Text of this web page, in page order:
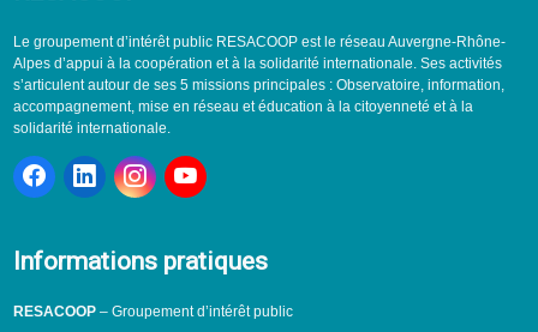
Le groupement d’intérêt public RESACOOP est le réseau Auvergne-Rhône-
Alpes d’appui à la coopération et à la solidarité internationale. Ses activités
s’articulent autour de ses 5 missions principales : Observatoire, information,
accompagnement, mise en réseau et éducation à la citoyenneté et à la
solidarité internationale.
Informations pratiques
RESACOOP– Groupement d’intérêt public